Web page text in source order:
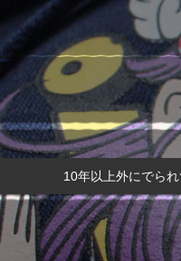
10年以上外にでら